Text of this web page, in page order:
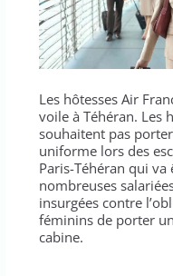
Les hôtesses Air
voile à Téhéran. Les
souhaitent pas
uniforme lors des
Paris-Téhéran qui
nombreuses
insurgées contre
féminins de porter
cabine.